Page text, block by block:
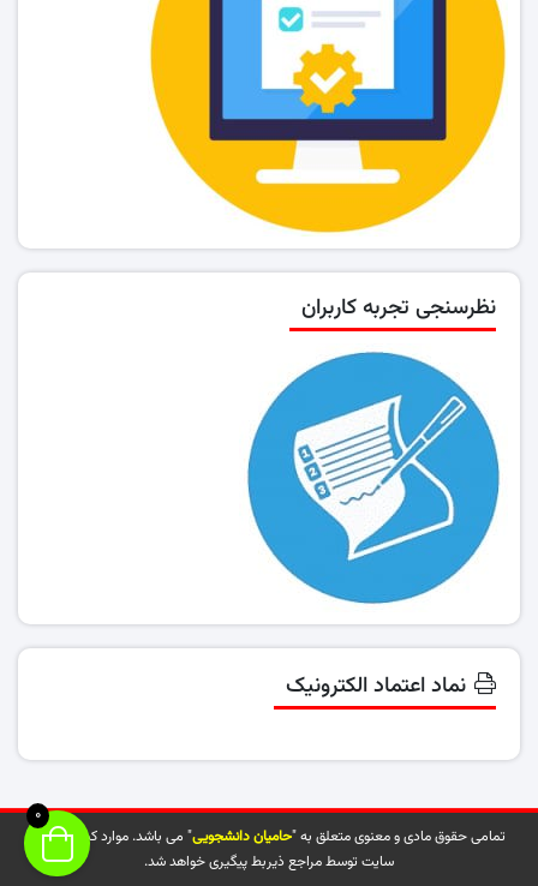
نظرسنجی تجربه کاربران
نماد اعتماد الکترونیک
تمامی حقوق مادی و معنوی متعلق به "حامیان دانشجویی" می باشد. موارد کپی شده از
سایت توسط مراجع ذیربط پیگیری خواهد شد.
0